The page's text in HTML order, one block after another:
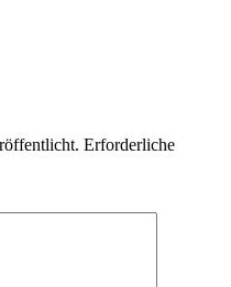
Erforderliche